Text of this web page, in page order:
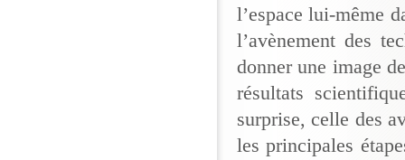
l’espace lui-même
l’avènement des
donner une image
résultats
surprise, celle des
les principales